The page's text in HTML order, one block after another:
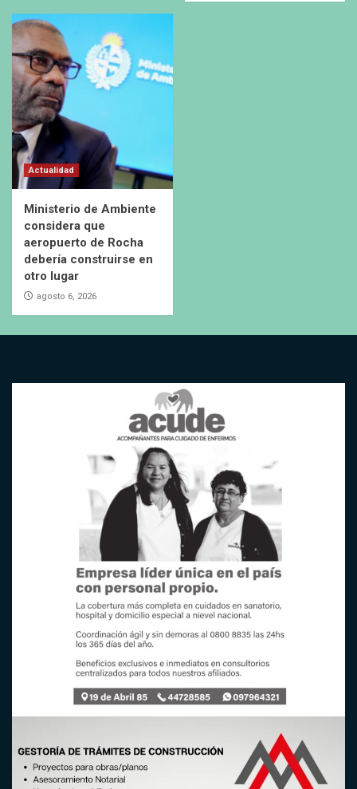
Actualidad
Ministerio de Ambiente
considera que
aeropuerto de Rocha
debería construirse en
otro lugar
agosto 6, 2026